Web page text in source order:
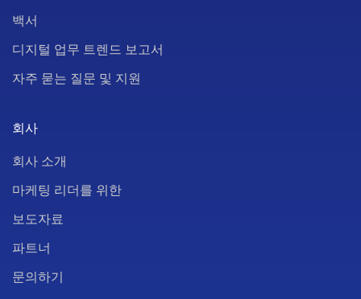
백서
디지털 업무 트렌드 보고서
자주 묻는 질문 및 지원
회사
회사 소개
마케팅 리더를 위한
보도자료
파트너
문의하기